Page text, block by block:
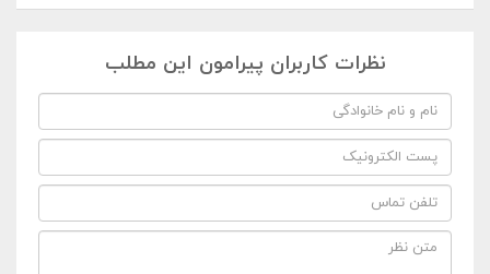
نظرات کاربران پیرامون این مطلب